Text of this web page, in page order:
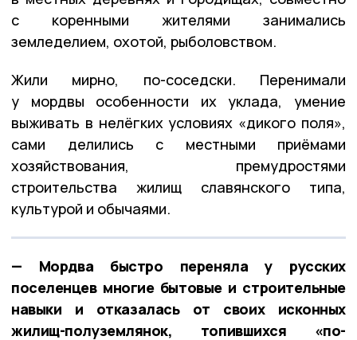
с коренными жителями занимались
земледелием, охотой, рыболовством.
Жили мирно, по-соседски. Перенимали
у мордвы особенности их уклада, умение
выживать в нелёгких условиях «дикого поля»,
сами делились с местными приёмами
хозяйствования, премудростями
строительства жилищ славянского типа,
культурой и обычаями.
— Мордва быстро переняла у русских
поселенцев многие бытовые и строительные
навыки и отказалась от своих исконных
жилищ-полуземлянок, топившихся «по-